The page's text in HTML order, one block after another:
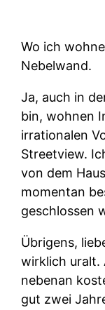
Wo ich
Nebelwand.
Ja, auch in
bin, wohnen
irrationalen
Streetview.
von dem
momentan
geschlossen
Übrigens,
wirklich uralt.
nebenan
gut zwei